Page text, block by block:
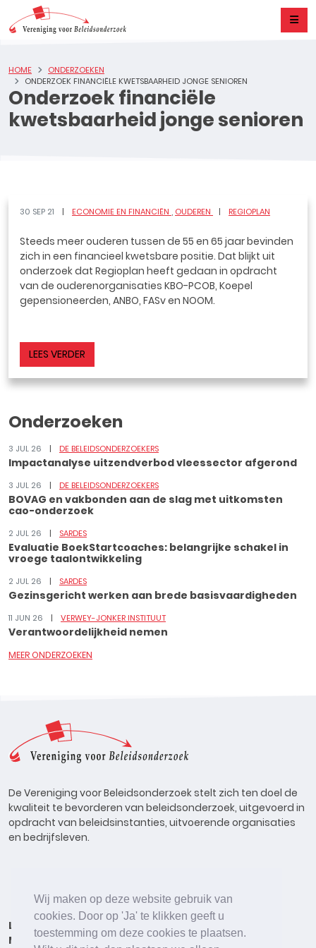
Wij maken op deze website gebruik van
cookies. Door op 'Ja' te klikken geeft u
toestemming om deze cookies te plaatsen.
Onderzoek financiële
kwetsbaarheid jonge senioren
HOME
ONDERZOEKEN
ONDERZOEK FINANCIËLE KWETSBAARHEID JONGE SENIOREN
30 SEP 21 ECONOMIE EN FINANCIËN OUDEREN REGIOPLAN
Steeds meer ouderen tussen de 55 en 65 jaar bevinden
zich in een financieel kwetsbare positie. Dat blijkt uit
onderzoek dat Regioplan heeft gedaan in opdracht
van de ouderenorganisaties KBO-PCOB, Koepel
gepensioneerden, ANBO, FASv en NOOM.
LEES VERDER
Onderzoeken
3 JUL 26 DE BELEIDSONDERZOEKERS
Impactanalyse uitzendverbod vleessector afgerond
3 JUL 26 DE BELEIDSONDERZOEKERS
BOVAG en vakbonden aan de slag met uitkomsten
cao-onderzoek
2 JUL 26 SARDES
Evaluatie BoekStartcoaches: belangrijke schakel in
vroege taalontwikkeling
2 JUL 26 SARDES
Gezinsgericht werken aan brede basisvaardigheden
11 JUN 26 VERWEY-JONKER INSTITUUT
Verantwoordelijkheid nemen
MEER ONDERZOEKEN
De Vereniging voor Beleidsonderzoek stelt zich ten doel de
kwaliteit te bevorderen van beleidsonderzoek, uitgevoerd in
opdracht van beleidsinstanties, uitvoerende organisaties
en bedrijfsleven.
Lid worden Onderzoeken Agenda
Vacatures
Meldpunt Beleidsonderzoek Online